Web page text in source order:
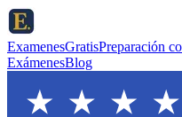
ExamenesGratisPreparación
ExámenesBlog